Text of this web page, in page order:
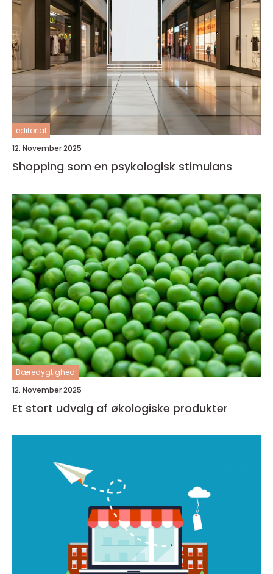
editorial
12. November 2025
Shopping som en psykologisk stimulans
Bæredygtighed
12. November 2025
Et stort udvalg af økologiske produkter